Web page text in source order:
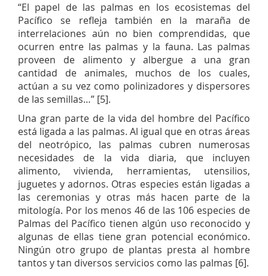
“El papel de las palmas en los ecosistemas del
Pacífico se refleja también en la maraña de
interrelaciones aún no bien comprendidas, que
ocurren entre las palmas y la fauna. Las palmas
proveen de alimento y albergue a una gran
cantidad de animales, muchos de los cuales,
actúan a su vez como polinizadores y dispersores
de las semillas…” [5].
Una gran parte de la vida del hombre del Pacífico
está ligada a las palmas. Al igual que en otras áreas
del neotrópico, las palmas cubren numerosas
necesidades de la vida diaria, que incluyen
alimento, vivienda, herramientas, utensilios,
juguetes y adornos. Otras especies están ligadas a
las ceremonias y otras más hacen parte de la
mitología. Por los menos 46 de las 106 especies de
Palmas del Pacífico tienen algún uso reconocido y
algunas de ellas tiene gran potencial económico.
Ningún otro grupo de plantas presta al hombre
tantos y tan diversos servicios como las palmas [6].